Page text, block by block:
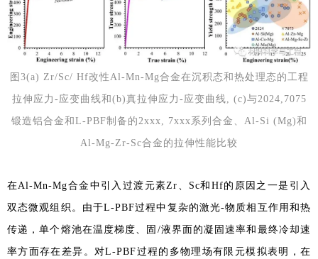
图3(a) Zr/Sc/ Hf改性Al-Mn-Mg合金在沉积态和热处理态的工程
拉伸应力-应变曲线和(b)真拉伸应力-应变曲线, (c)与2024,7075
锻造铝合金和L-PBF制备的2xxx, 7xxx系列合金、Al-Si (Mg)和
Al-Mg-Zr-Sc合金的拉伸性能比较
在Al-Mn-Mg合金中引入过渡元素Zr、Sc和Hf的原因之一是引入
双态微观组织。由于L-PBF过程中复杂的激光-物质相互作用和热
传递，单个熔池在温度梯度、固/液界面的凝固速率和最终冷却速
率方面存在差异。对L-PBF过程的多物理场有限元模拟表明，在